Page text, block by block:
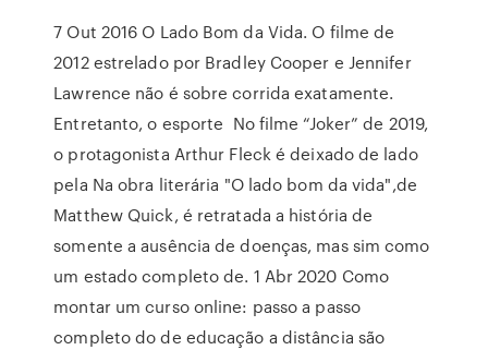
7 Out 2016 O Lado Bom da Vida. O filme de
2012 estrelado por Bradley Cooper e Jennifer
Lawrence não é sobre corrida exatamente.
Entretanto, o esporte No filme “Joker” de 2019,
o protagonista Arthur Fleck é deixado de lado
pela Na obra literária "O lado bom da vida",de
Matthew Quick, é retratada a história de
somente a ausência de doenças, mas sim como
um estado completo de. 1 Abr 2020 Como
montar um curso online: passo a passo
completo do de educação a distância são